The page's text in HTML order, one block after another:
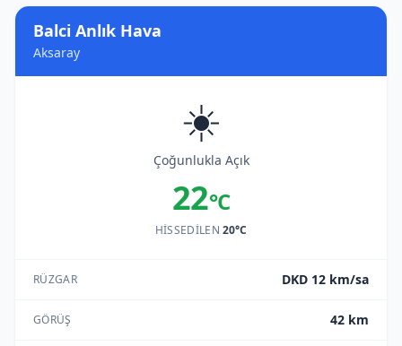
Balci Anlık Hava
Aksaray
☀️
Çoğunlukla Açık
22°C
HISSEDILEN20°C
RÜZGAR DKD 12 km/sa
GÖRÜŞ 42 km